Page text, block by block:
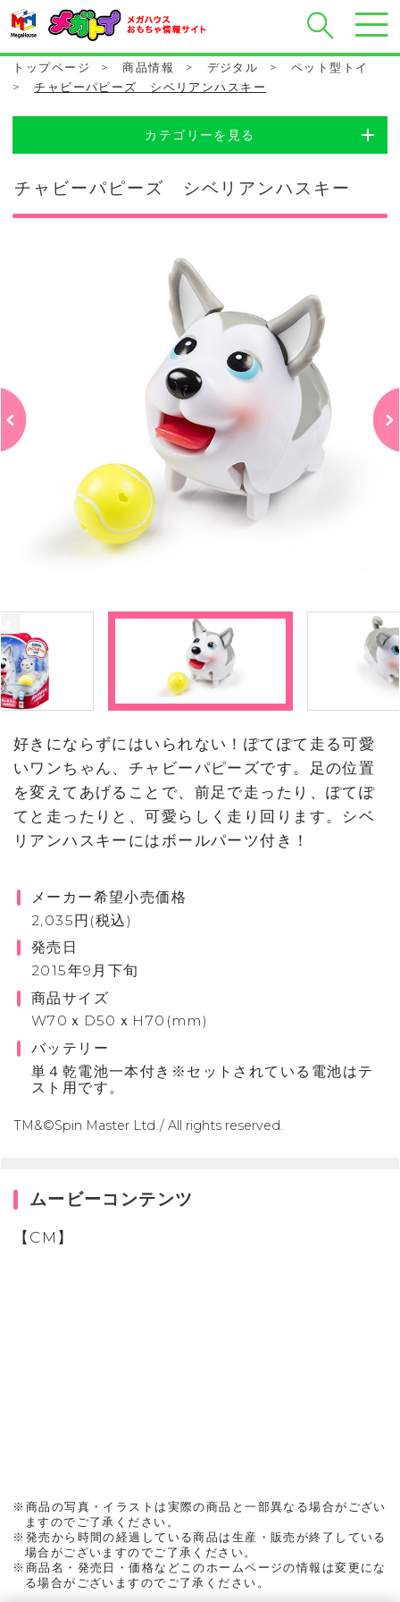
トップページ > 商品情報 > デジタル >
ペット型トイ
>
チャビーパピーズ シベリアンハスキー
カテゴリーを見る
チャビーパピーズ シベリアンハスキー
好きにならずにはいられない！ぽてぽて走る可愛
いワンちゃん、チャビーパピーズです。足の位置
を変えてあげることで、前足で走ったり、ぽてぽ
てと走ったりと、可愛らしく走り回ります。シベ
リアンハスキーにはボールパーツ付き！
メーカー希望小売価格
2,035円(税込)
発売日
2015年9月下旬
商品サイズ
W70ｘD50ｘH70(mm)
バッテリー
単４乾電池一本付き※セットされている電池はテ
スト用です。
TM&©Spin Master Ltd./ All rights reserved.
ムービーコンテンツ
【CM】
※商品の写真・イラストは実際の商品と一部異なる場合がござい
ますのでご了承ください。
※発売から時間の経過している商品は生産・販売が終了している
場合がございますのでご了承ください。
※商品名・発売日・価格などこのホームページの情報は変更にな
る場合がございますのでご了承ください。